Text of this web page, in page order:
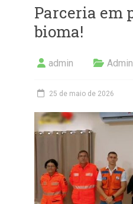
Parceria em
bioma!
admin
25 de maio de 2026